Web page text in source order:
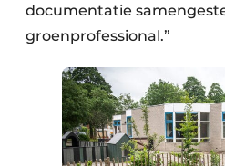
documentatie
groenprofessional.”